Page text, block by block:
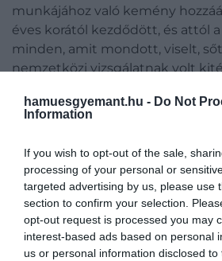
hamuesgyemant.hu - Do Not
Information
If you wish to opt-out of the sale,
processing of your personal or
targeted advertising by us, please use
section to confirm your selection.
opt-out request is processed you may
interest-based ads based on personal
us or personal information disclosed
munkájához való kemény
éves korától kezdődött, és attól
minden, amit mondott, viselt,
nemzetközi vizsgálatnak volt
Egy légiónyi ember veszi körül,
minden szeszélyét kielégíteni,
rendelje, de a múltbeli
szokásai nem igazán jellemzőek
csak a lovak és a kutyák
egykor séfjeDarren McGrady.
Sőt, nem is nevezhető